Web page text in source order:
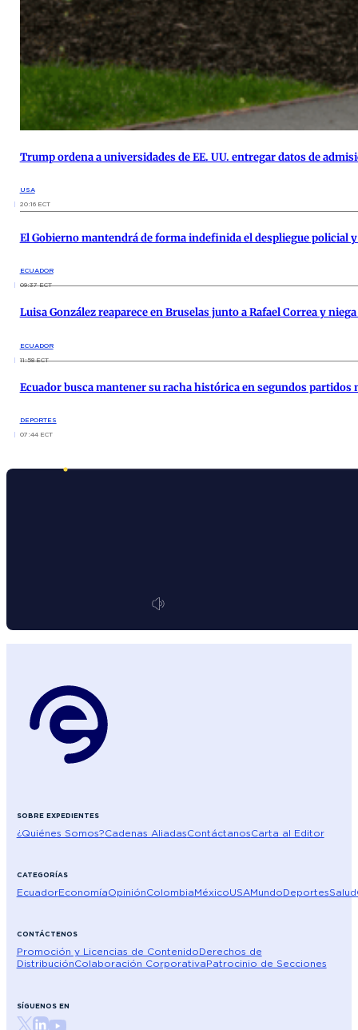
Trump ordena a universidades de EE. UU. entregar datos de
USA
20:16 ECT
El Gobierno mantendrá de forma indefinida el despliegue policial
ECUADOR
09:37 ECT
Luisa González reaparece en Bruselas junto a Rafael Correa y
ECUADOR
11:58 ECT
Ecuador busca mantener su racha histórica en segundos partidos
DEPORTES
07:44 ECT
SOBRE EXPEDIENTES
¿Quiénes Somos?Cadenas AliadasContáctanosCarta al Editor
CATEGORÍAS
EcuadorEconomíaOpiniónColombiaMéxicoUSAMundoDeportesSalud
CONTÁCTENOS
Promoción y Licencias de ContenidoDerechos de
DistribuciónColaboración CorporativaPatrocinio de Secciones
SÍGUENOS EN